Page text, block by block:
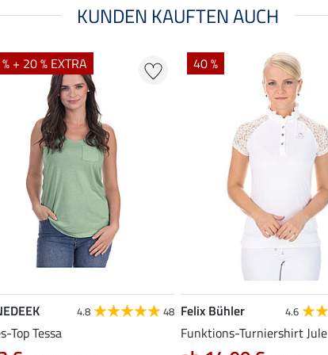
KUNDEN KAUFTEN AUCH
+ 20 % EXTRA
4.8 48
Top Tessa
40 %
Felix Bühler 4.6
Funktions-Turniershirt Jule